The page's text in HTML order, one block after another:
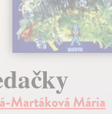
Martáková Mária